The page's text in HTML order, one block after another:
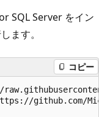
SQL Server をイン
ます。
コピー
github.com/